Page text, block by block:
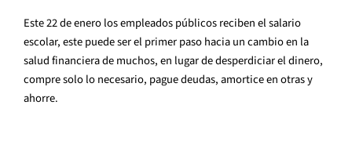
Este 22 de enero los empleados públicos reciben el salario
escolar, este puede ser el primer paso hacia un cambio en la
salud financiera de muchos, en lugar de desperdiciar el dinero,
compre solo lo necesario, pague deudas, amortice en otras y
ahorre.